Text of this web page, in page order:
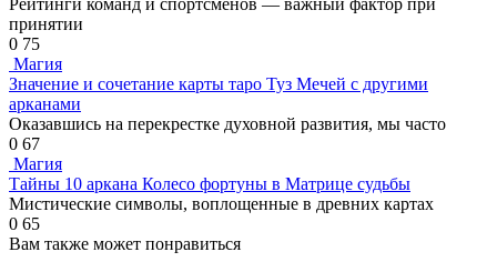
принятии
0 75
Магия
Значение и сочетание карты таро Туз Мечей с другими
арканами
Оказавшись на перекрестке духовной развития, мы часто
0 67
Магия
Тайны 10 аркана Колесо фортуны в Матрице судьбы
Мистические символы, воплощенные в древних картах
0 65
Вам также может понравиться